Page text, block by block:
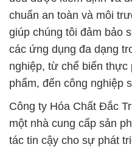
chuẩn an toàn và môi
giúp chúng tôi đảm bảo
các ứng dụng đa dạng
nghiệp, từ chế biến
phẩm, đến công nghiệp
Công ty Hóa Chất Đắc
một nhà cung cấp sản
tác tin cậy cho sự phát